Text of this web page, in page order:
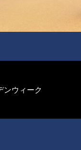
ンウィーク